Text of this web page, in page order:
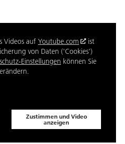
Videos auf Youtube.com
ist
von Daten ('Cookies')
Einstellungen können Sie
Zustimmen und Video
anzeigen